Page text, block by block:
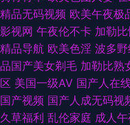
女UL 91秦先生在线 91大神
炮免费福利 麻豆影院美女 91
av 91国产首业 久久国产精品
午夜福利成人 日韩av第三页
精品无码视频 欧美午夜极
影视网 午夜伦不卡 加勒
精品导航 欧美色淫 波多
品国产美女剃毛 加勒比熟
区 美国一级AV 国产人在
国产视频 国产人成无码视
久草福利 乱伦家庭 成人